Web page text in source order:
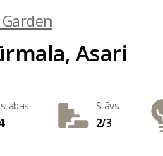
Asari
Stāvs
2/3